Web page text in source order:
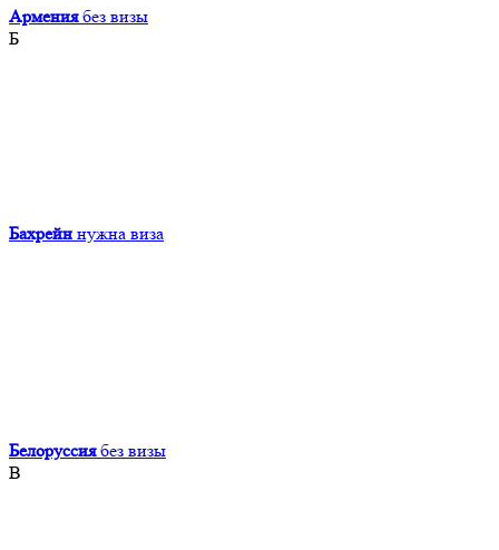
Армения без визы
Б
Бахрейн нужна виза
Белоруссия без визы
В